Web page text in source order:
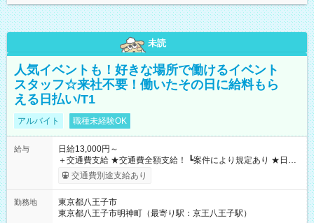
未読
人気イベントも！好きな場所で働けるイベント
スタッフ☆来社不要！働いたその日に給料もら
える日払い/T1
アルバイト 職種未経験OK
給与
日給13,000円～
＋交通費支給 ★交通費全額支給！ ┗案件により規定あり ★日払
いOK！（規定あり） ┗働いたその日に現金GET♪ お仕事後はコ
ンビニATMから 日払い分を引き落とせます！ 【試用期間】試
交通費別途支給あり
勤務地
東京都八王子市
東京都八王子市明神町（最寄り駅：京王八王子駅）